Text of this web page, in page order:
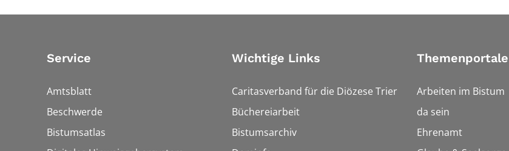
Service
Amtsblatt
Beschwerde
Bistumsatlas
Wichtige Links
Caritasverband für die Diözese Trier
Büchereiarbeit
Bistumsarchiv
Themenportale
Arbeiten im Bistum
da sein
Ehrenamt